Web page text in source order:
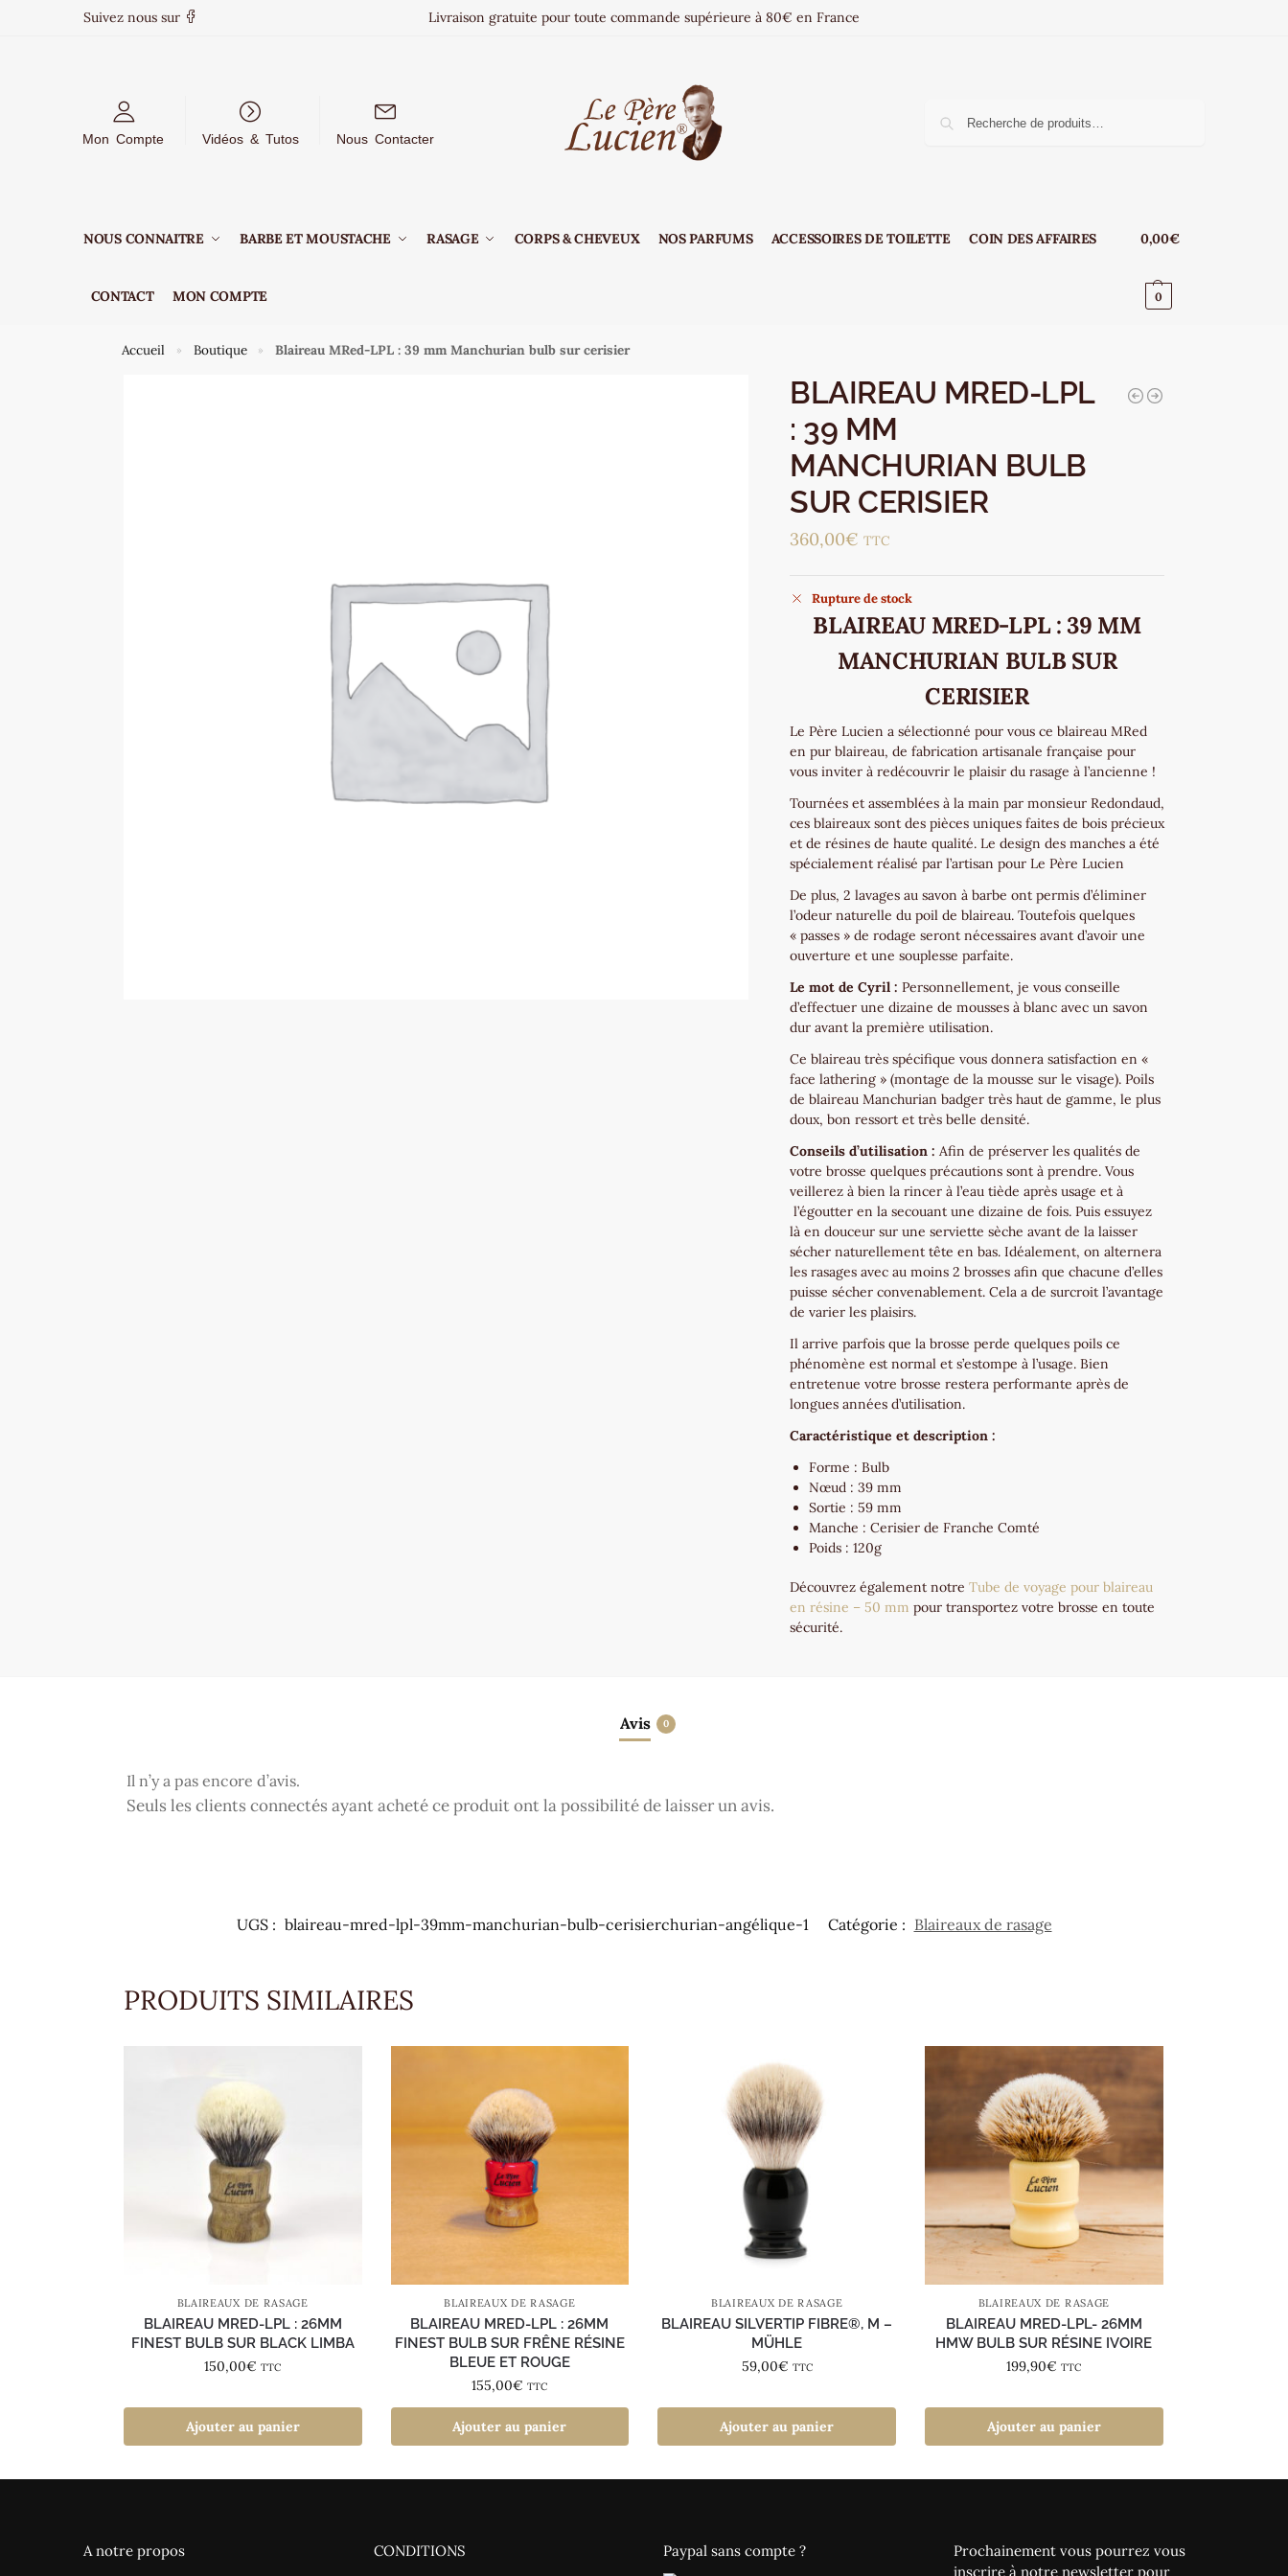
Suivez nous sur Livraison gratuite pour toute commande supérieure à 80€ en France
Mon Compte Vidéos & Tutos Nous Contacter
NOUS CONNAITRE BARBE ET MOUSTACHE RASAGE CORPS & CHEVEUX NOS PARFUMS ACCESSOIRES DE TOILETTE COIN DES AFFAIRES
CONTACT MON COMPTE
0,00€
0
Accueil » Boutique » Blaireau MRed-LPL : 39 mm Manchurian bulb sur cerisier
BLAIREAU MRED-LPL
: 39 MM
MANCHURIAN BULB
SUR CERISIER
360,00€ TTC
Rupture de stock
BLAIREAU MRED-LPL : 39 MM
MANCHURIAN BULB SUR
CERISIER
Le Père Lucien a sélectionné pour vous ce blaireau MRed
en pur blaireau, de fabrication artisanale française pour
vous inviter à redécouvrir le plaisir du rasage à l’ancienne !
Tournées et assemblées à la main par monsieur Redondaud,
ces blaireaux sont des pièces uniques faites de bois précieux
et de résines de haute qualité. Le design des manches a été
spécialement réalisé par l’artisan pour Le Père Lucien
De plus, 2 lavages au savon à barbe ont permis d’éliminer
l’odeur naturelle du poil de blaireau. Toutefois quelques
« passes » de rodage seront nécessaires avant d’avoir une
ouverture et une souplesse parfaite.
Le mot de Cyril : Personnellement, je vous conseille
d’effectuer une dizaine de mousses à blanc avec un savon
dur avant la première utilisation.
Ce blaireau très spécifique vous donnera satisfaction en «
face lathering » (montage de la mousse sur le visage). Poils
de blaireau Manchurian badger très haut de gamme, le plus
doux, bon ressort et très belle densité.
Conseils d’utilisation : Afin de préserver les qualités de
votre brosse quelques précautions sont à prendre. Vous
veillerez à bien la rincer à l’eau tiède après usage et à
l’égoutter en la secouant une dizaine de fois. Puis essuyez
là en douceur sur une serviette sèche avant de la laisser
sécher naturellement tête en bas. Idéalement, on alternera
les rasages avec au moins 2 brosses afin que chacune d’elles
puisse sécher convenablement. Cela a de surcroit l’avantage
de varier les plaisirs.
Il arrive parfois que la brosse perde quelques poils ce
phénomène est normal et s’estompe à l’usage. Bien
entretenue votre brosse restera performante après de
longues années d’utilisation.
Caractéristique et description :
Forme : Bulb
Nœud : 39 mm
Sortie : 59 mm
Manche : Cerisier de Franche Comté
Poids : 120g
Découvrez également notreTube de voyage pour blaireau
en résine – 50 mm pour transportez votre brosse en toute
sécurité.
Avis 0
Il n’y a pas encore d’avis.
Seuls les clients connectés ayant acheté ce produit ont la possibilité de laisser un avis.
UGS : blaireau-mred-lpl-39mm-manchurian-bulb-cerisierchurian-angélique-1 Catégorie : Blaireaux de rasage
PRODUITS SIMILAIRES
BLAIREAUX DE RASAGE
BLAIREAU MRED-LPL : 26MM
FINEST BULB SUR BLACK LIMBA
150,00€ TTC
Ajouter au panier
BLAIREAUX DE RASAGE
BLAIREAU MRED-LPL : 26MM
FINEST BULB SUR FRÊNE RÉSINE
BLEUE ET ROUGE
155,00€ TTC
Ajouter au panier
BLAIREAUX DE RASAGE
BLAIREAU SILVERTIP FIBRE®, M –
MÜHLE
59,00€ TTC
Ajouter au panier
BLAIREAUX DE RASAGE
BLAIREAU MRED-LPL- 26MM
HMW BULB SUR RÉSINE IVOIRE
199,90€ TTC
Ajouter au panier
A notre propos
CONDITIONS
Paypal sans compte ?
Prochainement vous pourrez vous
inscrire à notre newsletter pour